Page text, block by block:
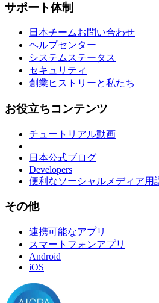
サポート体制
日本チームお問い合わせ
ヘルプセンター
システムステータス
セキュリティ
創業ヒストリーと私たち
お役立ちコンテンツ
チュートリアル動画
日本公式ブログ
Developers
便利なソーシャルメディア用
その他
連携可能なアプリ
スマートフォンアプリ
Android
iOS